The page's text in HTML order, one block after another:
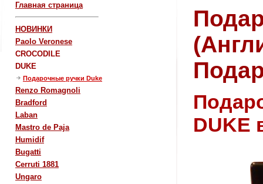
Главная страница
НОВИНКИ
Paolo Veronese
CROCODILE
DUKE
Подарочные ручки Duke
Renzo Romagnoli
Bradford
Laban
Mastro de Paja
Humidif
Bugatti
Cerruti 1881
Ungaro
DUKE